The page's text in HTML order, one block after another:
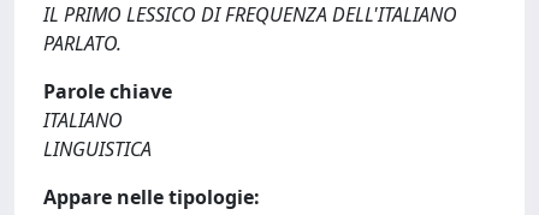
IL PRIMO LESSICO DI FREQUENZA DELL'ITALIANO
PARLATO.
Parole chiave
ITALIANO
LINGUISTICA
Appare nelle tipologie: